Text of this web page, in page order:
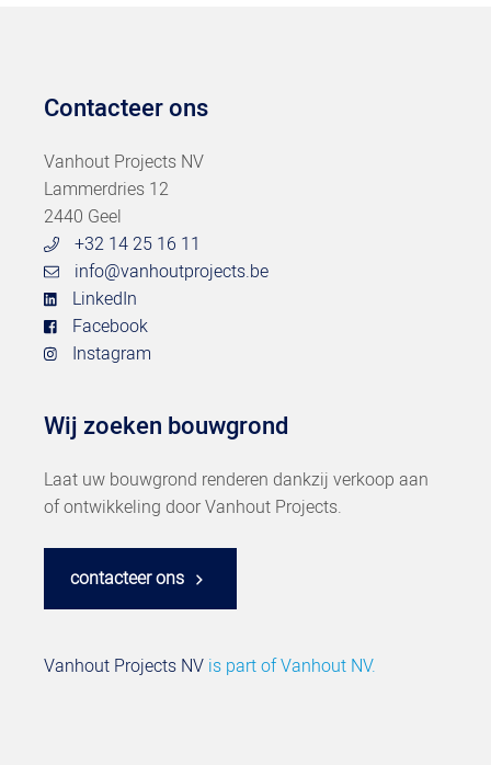
Contacteer ons
Vanhout Projects NV
Lammerdries 12
2440 Geel
+32 14 25 16 11
info@vanhoutprojects.be
LinkedIn
Facebook
Instagram
Wij zoeken bouwgrond
Laat uw bouwgrond renderen dankzij verkoop aan
of ontwikkeling door Vanhout Projects.
contacteer ons
Vanhout Projects NV is part ofVanhout NV.